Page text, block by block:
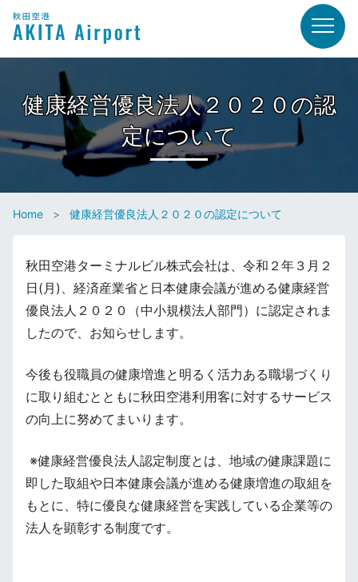
健康経営優良法人２０２０の認
定について
Home 健康経営優良法人２０２０の認定について
秋田空港ターミナルビル株式会社は、令和２年３月２
日(月)、経済産業省と日本健康会議が進める健康経営
優良法人２０２０（中小規模法人部門）に認定されま
したので、お知らせします。
今後も役職員の健康増進と明るく活力ある職場づくり
に取り組むとともに秋田空港利用客に対するサービス
の向上に努めてまいります。
※健康経営優良法人認定制度とは、地域の健康課題に
即した取組や日本健康会議が進める健康増進の取組を
もとに、特に優良な健康経営を実践している企業等の
法人を顕彰する制度です。